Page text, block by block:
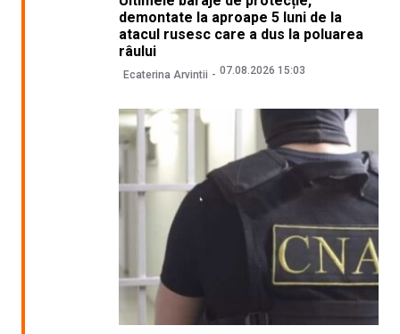
demontate la aproape 5 luni de la
atacul rusesc care a dus la poluarea
râului
Ecaterina Arvintii 07.08.2026 15:03